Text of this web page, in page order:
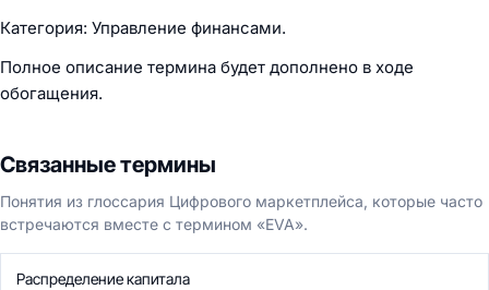
Категория: Управление финансами.
Полное описание термина будет дополнено в ходе
обогащения.
Связанные термины
Понятия из глоссария Цифрового маркетплейса, которые часто
встречаются вместе с термином «EVA».
Распределение капитала